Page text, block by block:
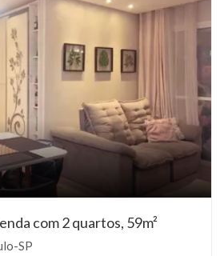
com 2 quartos, 59m²
SP